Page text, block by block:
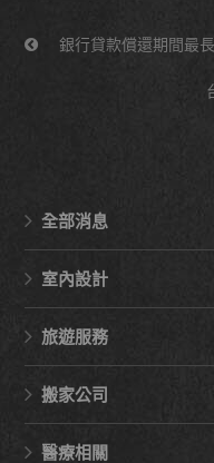
銀行貸款償還期間最
全部消息
室內設計
旅遊服務
搬家公司
醫療相關